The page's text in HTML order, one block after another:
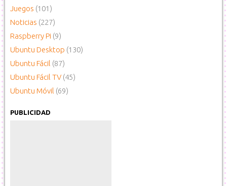
Juegos (101)
Noticias (227)
Raspberry Pi (9)
Ubuntu Desktop (130)
Ubuntu Fácil (87)
Ubuntu Fácil TV (45)
Ubuntu Móvil (69)
PUBLICIDAD